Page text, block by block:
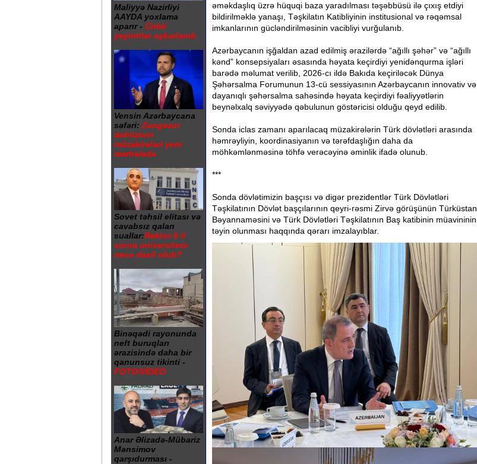
Maliyyə Nazirliyi
AAYDA yoxlama
aparır - Ciddi
yeyintilər aşkarlanıb
Vensin Azərbaycana
səfəri: Zəngəzur
dəhlizinin
müzakirələri yeni
mərhələdə
Sovet təhsil elitası və
cavabsız qalan
suallar:Rektor 6 il
sonra universitetə
necə daxil olub?
Binəqədi rayonunda
neft buruqları
ərazisində daha bir
qanunsuz tikinti -
FOTO/VİDEO
Anar Əlizadə-Mübariz
Mənsimov
qarşıdurması -
əməkdaşlıq üzrə hüquqi baza yaradılması təşəbbüsü ilə çıxış etdiyi
bildirilməklə yanaşı, Təşkilatın Katibliyinin institusional və rəqəmsal
imkanlarının gücləndirilməsinin vacibliyi vurğulanıb.
Azərbaycanın işğaldan azad edilmiş ərazilərdə “ağıllı şəhər” və “ağıllı
kənd” konsepsiyaları əsasında həyata keçirdiyi yenidənqurma işləri
barədə məlumat verilib, 2026-cı ildə Bakıda keçiriləcək Dünya
Şəhərsalma Forumunun 13-cü sessiyasının Azərbaycanın innovativ və
dayanıqlı şəhərsalma sahəsində həyata keçirdiyi fəaliyyətlərin
beynəlxalq səviyyədə qəbulunun göstəricisi olduğu qeyd edilib.
Sonda iclas zamanı aparılacaq müzakirələrin Türk dövlətləri arasında
həmrəyliyin, koordinasiyanın və tərəfdaşlığın daha da
möhkəmlənməsinə töhfə verəcəyinə əminlik ifadə olunub.
***
Sonda dövlətimizin başçısı və digər prezidentlər Türk Dövlətləri
Təşkilatının Dövlət başçılarının qeyri-rəsmi Zirvə görüşünün Türküstan
Bəyannaməsini və Türk Dövlətləri Təşkilatının Baş katibinin müavininin
təyin olunması haqqında qərarı imzalayıblar.